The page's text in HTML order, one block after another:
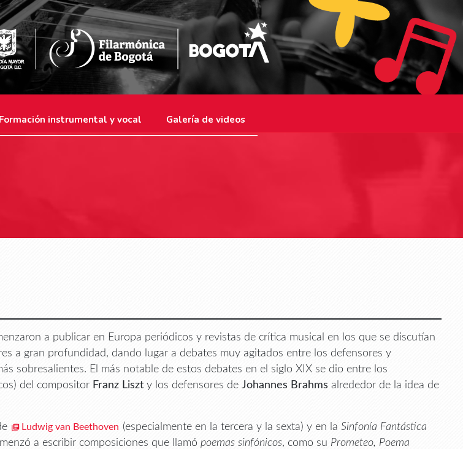
Formación instrumental y vocal Galería de videos
a publicar en Europa periódicos y revistas de crítica musical en los que se discutían
a gran profundidad, dando lugar a debates muy agitados entre los defensores y
sobresalientes. El más notable de estos debates en el siglo XIX se dio entre los
del compositor Franz Liszt y los defensores deJohannes Brahms alrededor de la idea de
Ludwig van Beethoven (especialmente en la tercera y la sexta) y en laSinfonía Fantástica
a escribir composiciones que llamópoemas sinfónicos, como su Prometeo, Poema